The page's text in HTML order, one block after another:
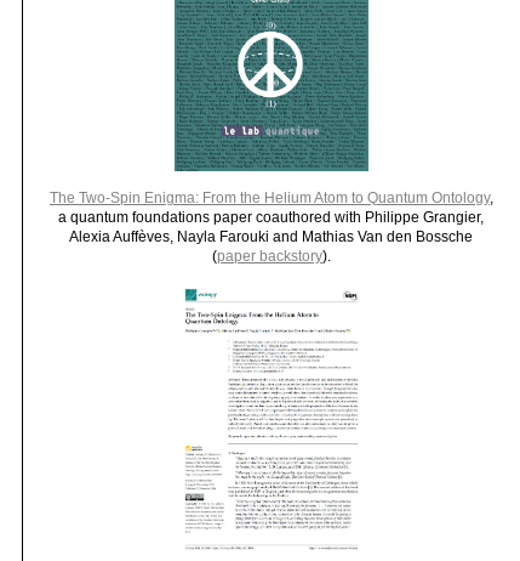
The Two-Spin Enigma: From the Helium Atom to Quantum Ontology,
a quantum foundations paper coauthored with Philippe Grangier,
Alexia Auffèves, Nayla Farouki and Mathias Van den Bossche
(paper backstory).